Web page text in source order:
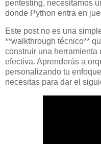
pentesting, necesitamos
donde Python entra en
Este post no es una
**walkthrough técnico**
construir una
efectiva. Aprenderás a
personalizando tu
necesitas para dar el